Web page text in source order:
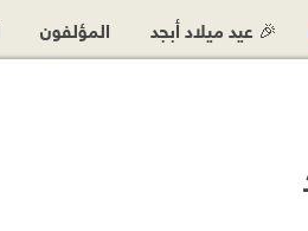
🎉 عيد ميلاد أبجد المؤلفون